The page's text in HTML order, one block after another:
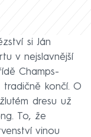
si Ján
v nejslavnější
Champs-
tradičně končí. O
dresu už
To, že
vinou